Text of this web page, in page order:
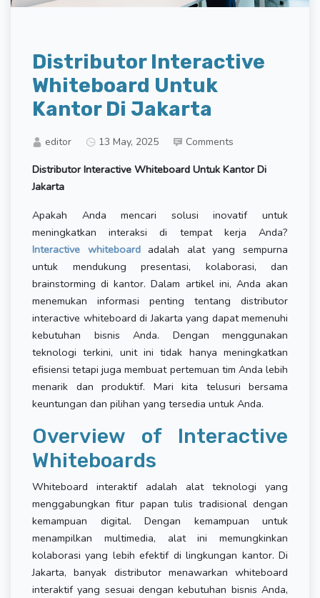
Distributor Interactive
Whiteboard Untuk
Kantor Di Jakarta
editor 13 May, 2025 Comments
Distributor Interactive Whiteboard Untuk Kantor Di
Jakarta
Apakah Anda mencari solusi inovatif untuk
meningkatkan interaksi di tempat kerja Anda?
Interactive whiteboardadalah alat yang sempurna
untuk mendukung presentasi, kolaborasi, dan
brainstorming di kantor. Dalam artikel ini, Anda akan
menemukan informasi penting tentang distributor
interactive whiteboard di Jakarta yang dapat memenuhi
kebutuhan bisnis Anda. Dengan menggunakan
teknologi terkini, unit ini tidak hanya meningkatkan
efisiensi tetapi juga membuat pertemuan tim Anda lebih
menarik dan produktif. Mari kita telusuri bersama
keuntungan dan pilihan yang tersedia untuk Anda.
Overview of Interactive
Whiteboards
Whiteboard interaktif adalah alat teknologi yang
menggabungkan fitur papan tulis tradisional dengan
kemampuan digital. Dengan kemampuan untuk
menampilkan multimedia, alat ini memungkinkan
kolaborasi yang lebih efektif di lingkungan kantor. Di
Jakarta, banyak distributor menawarkan whiteboard
interaktif yang sesuai dengan kebutuhan bisnis Anda,